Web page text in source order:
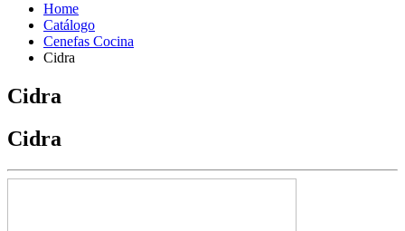
Home
Catálogo
Cenefas Cocina
Cidra
Cidra
Cidra